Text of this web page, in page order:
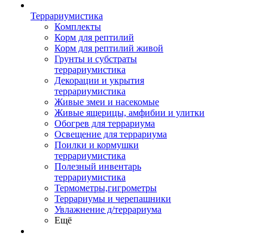
Террариумистика
Комплекты
Корм для рептилий
Корм для рептилий живой
Грунты и субстраты
террариумистика
Декорации и укрытия
террариумистика
Живые змеи и насекомые
Живые ящерицы, амфибии и улитки
Обогрев для террариума
Освещение для террариума
Поилки и кормушки
террариумистика
Полезный инвентарь
террариумистика
Термометры,гигрометры
Террариумы и черепашники
Увлажнение д/террариума
Ещё